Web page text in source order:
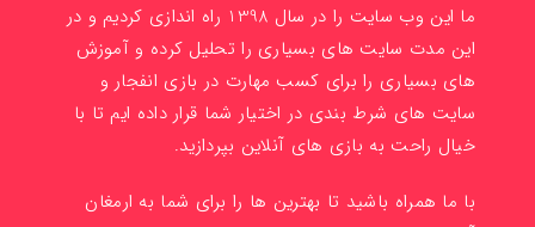
ما این وب سایت را در سال 1398 راه اندازی کردیم و در
این مدت سایت های بسیاری را تحلیل کرده و آموزش
های بسیاری را برای کسب مهارت در بازی انفجار و
سایت های شرط بندی در اختیار شما قرار داده ایم تا با
خیال راحت به بازی های آنلاین بپردازید.
با ما همراه باشید تا بهترین ها را برای شما به ارمغان